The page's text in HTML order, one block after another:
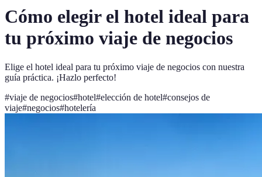
Cómo elegir el hotel ideal para
tu próximo viaje de negocios
Elige el hotel ideal para tu próximo viaje de negocios con nuestra
guía práctica. ¡Hazlo perfecto!
#viaje de negocios#hotel#elección de hotel#consejos de
viaje#negocios#hotelería